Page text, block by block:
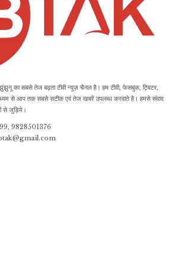
का सबसे तेज बढ़ता टीवी न्यूज़ चैनल है। हम टीवी, फेसबुक, ट्विटर,
से आप तक सबसे सटीक एवं तेज खबरें उपलब्ध करवाते है। हमसे संवाद
से जुड़िये।
9828501376